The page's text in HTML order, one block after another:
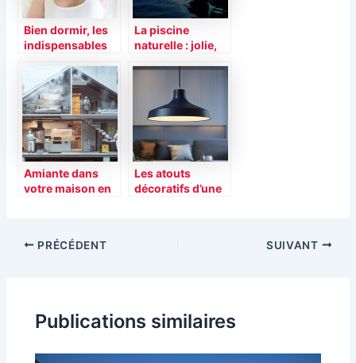
Bien dormir, les
indispensables
La piscine
naturelle : jolie,
Amiante dans
votre maison en
intervenir ?
Les atouts
décoratifs d’une
PRÉCÉDENT SUIVANT
Publications similaires